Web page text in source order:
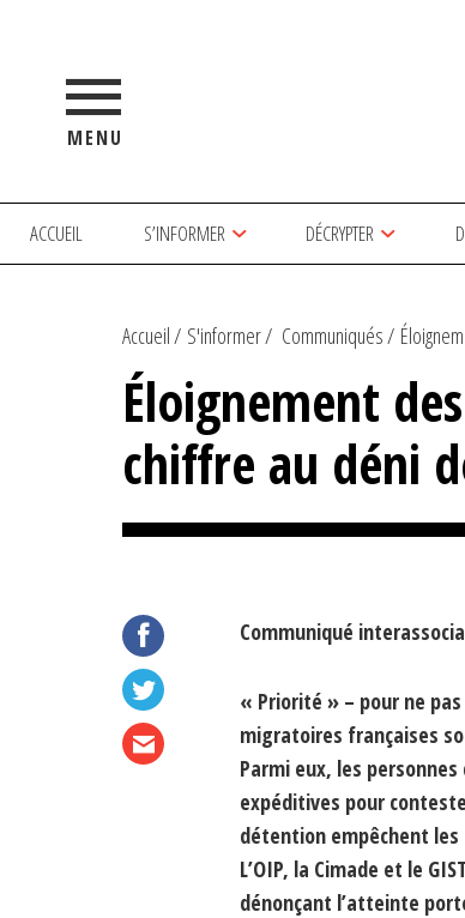
MENU
ACCUEIL S’INFORMER DÉCRYPTER
Accueil S'informer Communiqués
Éloignement
chiffre au déni
Communiqué
« Priorité » – pour ne
migratoires françaises
Parmi eux, les
expéditives pour
détention empêchent
L’OIP, la Cimade et le
dénonçant l’atteinte